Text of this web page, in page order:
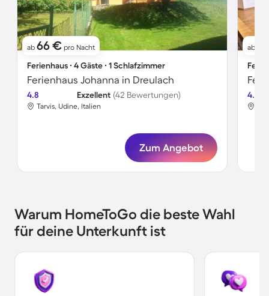
ab 66 € pro Nacht
Ferienhaus ∙ 4 Gäste ∙ 1 Schlafzimmer
Ferienhaus Johanna in Dreulach
4.8 Exzellent (42 Bewertungen)
Tarvis, Udine, Italien
Zum Angebot
ab
4.6
Warum HomeToGo die beste Wahl
für deine Unterkunft ist